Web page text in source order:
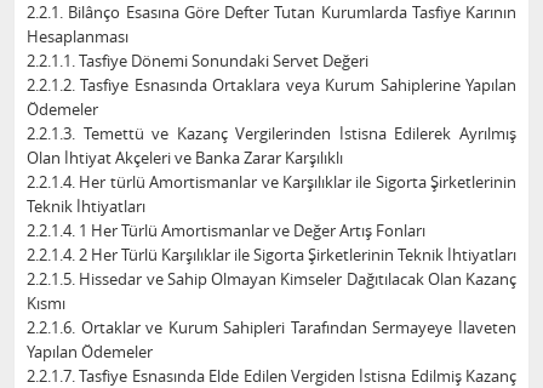
2.2.1. Bilânço Esasına Göre Defter Tutan Kurumlarda Tasfiye Karının
Hesaplanması
2.2.1.1. Tasfiye Dönemi Sonundaki Servet Değeri
2.2.1.2. Tasfiye Esnasında Ortaklara veya Kurum Sahiplerine Yapılan
Ödemeler
2.2.1.3. Temettü ve Kazanç Vergilerinden İstisna Edilerek Ayrılmış
Olan İhtiyat Akçeleri ve Banka Zarar Karşılıklı
2.2.1.4. Her türlü Amortismanlar ve Karşılıklar ile Sigorta Şirketlerinin
Teknik İhtiyatları
2.2.1.4. 1 Her Türlü Amortismanlar ve Değer Artış Fonları
2.2.1.4. 2 Her Türlü Karşılıklar ile Sigorta Şirketlerinin Teknik İhtiyatları
2.2.1.5. Hissedar ve Sahip Olmayan Kimseler Dağıtılacak Olan Kazanç
Kısmı
2.2.1.6. Ortaklar ve Kurum Sahipleri Tarafından Sermayeye İlaveten
Yapılan Ödemeler
2.2.1.7. Tasfiye Esnasında Elde Edilen Vergiden İstisna Edilmiş Kazanç